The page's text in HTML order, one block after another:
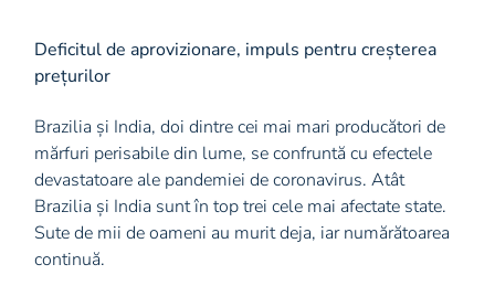
Deficitul de aprovizionare, impuls pentru creșterea
prețurilor
Brazilia și India, doi dintre cei mai mari producători de
mărfuri perisabile din lume, se confruntă cu efectele
devastatoare ale pandemiei de coronavirus. Atât
Brazilia și India sunt în top trei cele mai afectate state.
Sute de mii de oameni au murit deja, iar numărătoarea
continuă.